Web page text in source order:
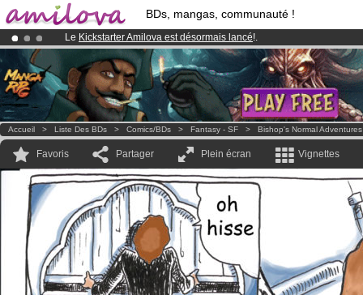
BDs, mangas, communauté !
Le Kickstarter Amilova est désormais lancé!.
Déjà 134393membreset 1208BDs & Mangas!
Abonnement premium: à partir de
3.95 eurospar mois !Clique ici
Accueil > Liste Des BDs > Comics/BDs > Fantasy - SF > Bishop's Normal Adventures
Favoris Partager Plein écran Vignettes